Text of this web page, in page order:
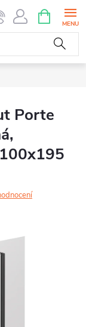
NÁKUPNÍ
KOŠÍK
Porte